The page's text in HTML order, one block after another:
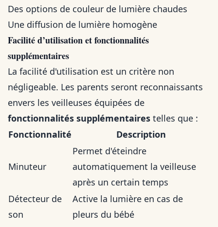
Des options de couleur de lumière chaudes
Une diffusion de lumière homogène
Facilité d’utilisation et fonctionnalités
supplémentaires
La facilité d'utilisation est un critère non
négligeable. Les parents seront reconnaissants
envers les veilleuses équipées de
fonctionnalités supplémentaires telles que :
Fonctionnalité
Description
Minuteur
Permet d'éteindre
automatiquement la veilleuse
après un certain temps
Détecteur de
son
Active la lumière en cas de
pleurs du bébé